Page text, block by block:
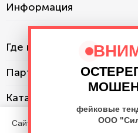
фейковые
ООО
Информация
Где купить?
Партнерам
Каталог
Сайт использует cookie с